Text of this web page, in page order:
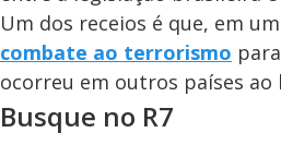
Um dos receios é que, em
combate ao terrorismo
ocorreu em outros países
Busque no R7